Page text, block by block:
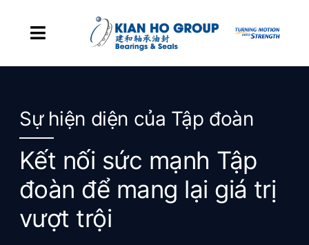
Toggle Navigation
Sự hiện diện của Tập đoàn
Sản phẩm
Cột mốc phát triển
Sự hiện diện của Tập đoàn
Kết nối sức mạnh Tập
đoàn để mang lại giá trị
vượt trội